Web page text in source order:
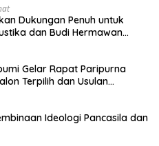
Dukungan Penuh untuk
dan Budi Hermawan
Gelar Rapat Paripurna
Terpilih dan Usulan
Ideologi Pancasila dan